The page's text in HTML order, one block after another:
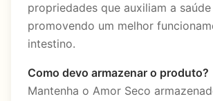
propriedades que auxiliam a
promovendo um melhor
intestino.
Como devo armazenar o produto?
Mantenha o Amor Seco